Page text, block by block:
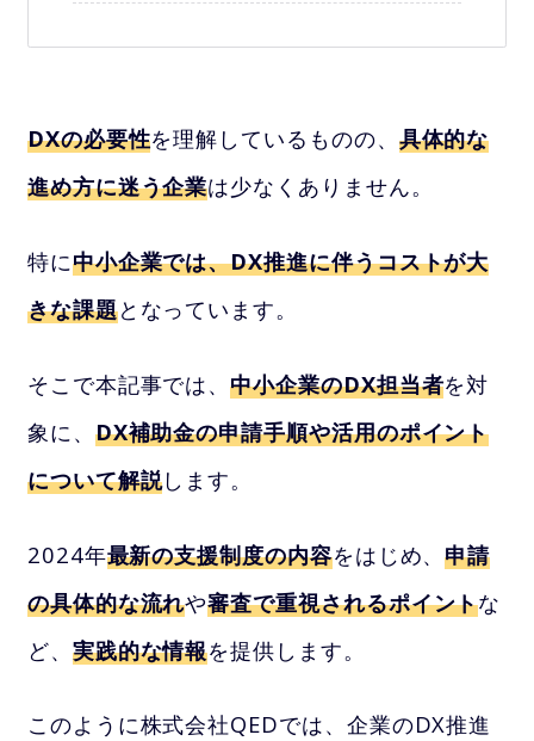
DXの必要性を理解しているものの、 具体的な
進め方に迷う企業は少なくありません。
特に中小企業では、DX推進に伴うコストが大
きな課題となっています。
そこで本記事では、中小企業のDX担当者を対
象に、 DX補助金の申請手順や活用のポイント
について解説します。
2024年最新の支援制度の内容をはじめ、申請
の具体的な流れや審査で重視されるポイントな
ど、 実践的な情報を提供します。
このように株式会社QEDでは、企業のDX推進